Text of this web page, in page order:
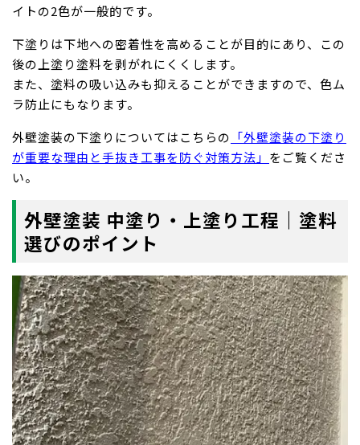
イトの2色が一般的です。
下塗りは下地への密着性を高めることが目的にあり、この
後の上塗り塗料を剥がれにくくします。
また、塗料の吸い込みも抑えることができますので、色ム
ラ防止にもなります。
外壁塗装の下塗りについてはこちらの 「外壁塗装の下塗り
が重要な理由と手抜き工事を防ぐ対策方法」 をご覧くださ
い。
外壁塗装 中塗り・上塗り工程｜塗料
選びのポイント